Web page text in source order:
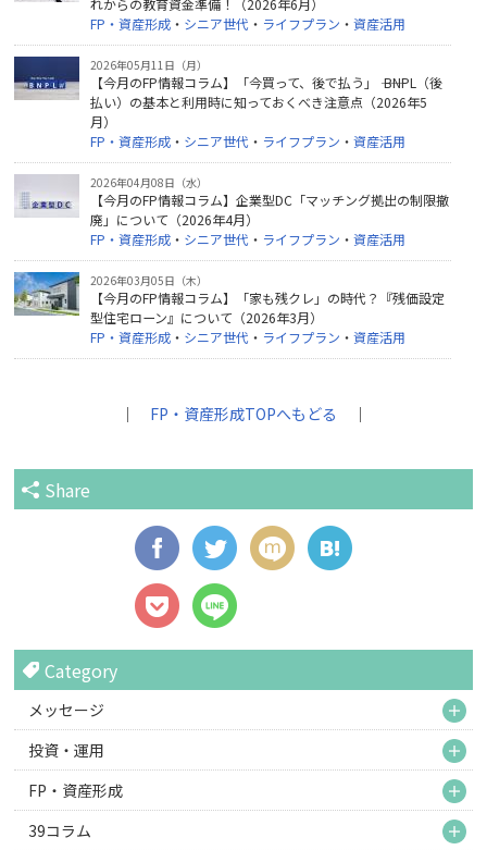
FP・資産形成 ・ シニア世代 ・ ライフプラン ・資産活用
2026年05月11日（月）
【今月のFP情報コラム】「今買って、後で払う」 ―― BNPL（後
払い）の基本と利用時に知っておくべき注意点（2026年5
月）
FP・資産形成 ・ シニア世代 ・ ライフプラン ・資産活用
2026年04月08日（水）
【今月のFP情報コラム】企業型DC「マッチング拠出の制限撤
廃」について（2026年4月）
FP・資産形成 ・ シニア世代 ・ ライフプラン ・資産活用
2026年03月05日（木）
【今月のFP情報コラム】「家も残クレ」の時代？『残価設定
型住宅ローン』について（2026年3月）
FP・資産形成 ・ シニア世代 ・ ライフプラン ・資産活用
｜ FP・資産形成TOPへもどる ｜
Share
Category
メッセージ
投資・運用
FP・資産形成
39コラム